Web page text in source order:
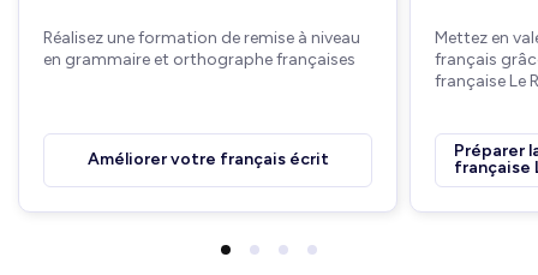
Réalisez une formation de remise à niveau
en grammaire et orthographe françaises
Améliorer votre français écrit
Mettez en
français
française Le
Préparer
française